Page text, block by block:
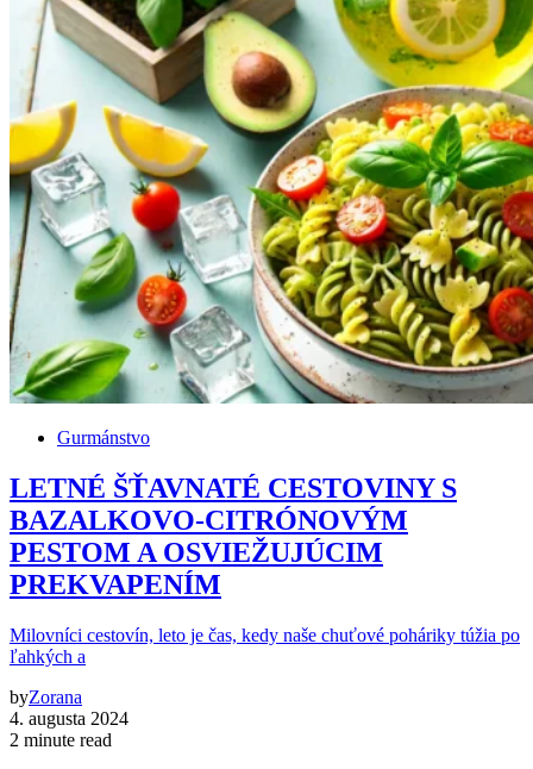
Gurmánstvo
LETNÉ ŠŤAVNATÉ CESTOVINY S
BAZALKOVO-CITRÓNOVÝM
PESTOM A OSVIEŽUJÚCIM
PREKVAPENÍM
Milovníci cestovín, leto je čas, kedy naše chuťové poháriky túžia po
ľahkých a
byZorana
4. augusta 2024
2 minute read